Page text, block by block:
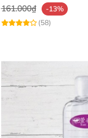
161.000₫
-13%
(58)